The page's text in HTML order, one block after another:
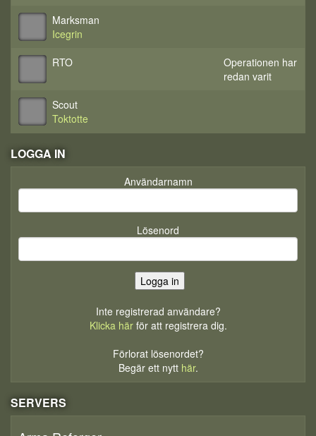
Marksman
Icegrin
RTO
Operationen har
redan varit
Scout
Toktotte
LOGGA IN
Användarnamn
Lösenord
Inte registrerad användare?
Klicka härför att registrera dig.
Förlorat lösenordet?
Begär ett nytt här.
SERVERS